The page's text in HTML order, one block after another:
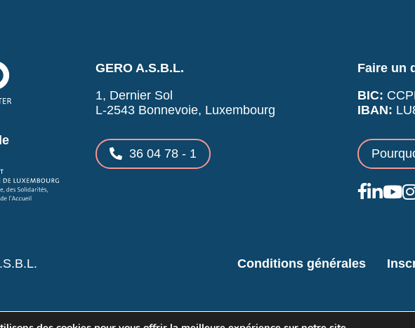
GERO A.S.B.L.
1, Dernier Sol
L-2543 Bonnevoie, Luxembourg
36 04 78 - 1
Faire un
BIC:
IBAN:
Conditions générales